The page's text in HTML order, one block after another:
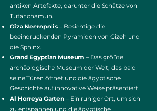
antiken Artefakte, darunter die Schätze von
Tutanchamun.
Giza Necropolis – Besichtige die
beeindruckenden Pyramiden von Gizeh und
die Sphinx.
Grand Egyptian Museum – Das größte
archäologische Museum der Welt, das bald
seine Türen öffnet und die ägyptische
Geschichte auf innovative Weise präsentiert.
Al Horreya Garten – Ein ruhiger Ort, um sich
zu entspannen und die ägyptische